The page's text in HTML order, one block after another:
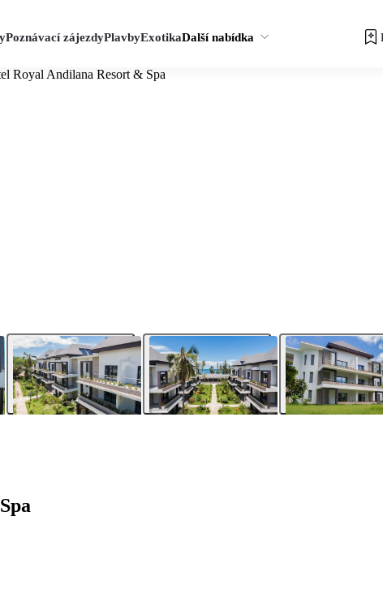
Poznávací zájezdyPlavbyExotikaDalší nabídka
Royal Andilana Resort & Spa